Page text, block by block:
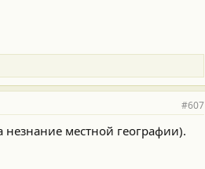
#607
местной географии).